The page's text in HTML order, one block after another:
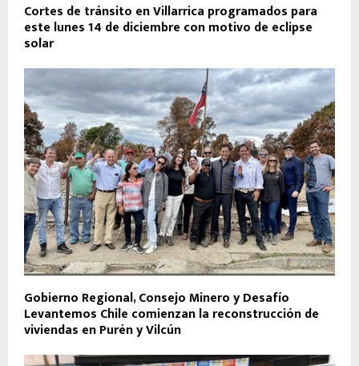
Cortes de tránsito en Villarrica programados para
este lunes 14 de diciembre con motivo de eclipse
solar
Gobierno Regional, Consejo Minero y Desafío
Levantemos Chile comienzan la reconstrucción de
viviendas en Purén y Vilcún